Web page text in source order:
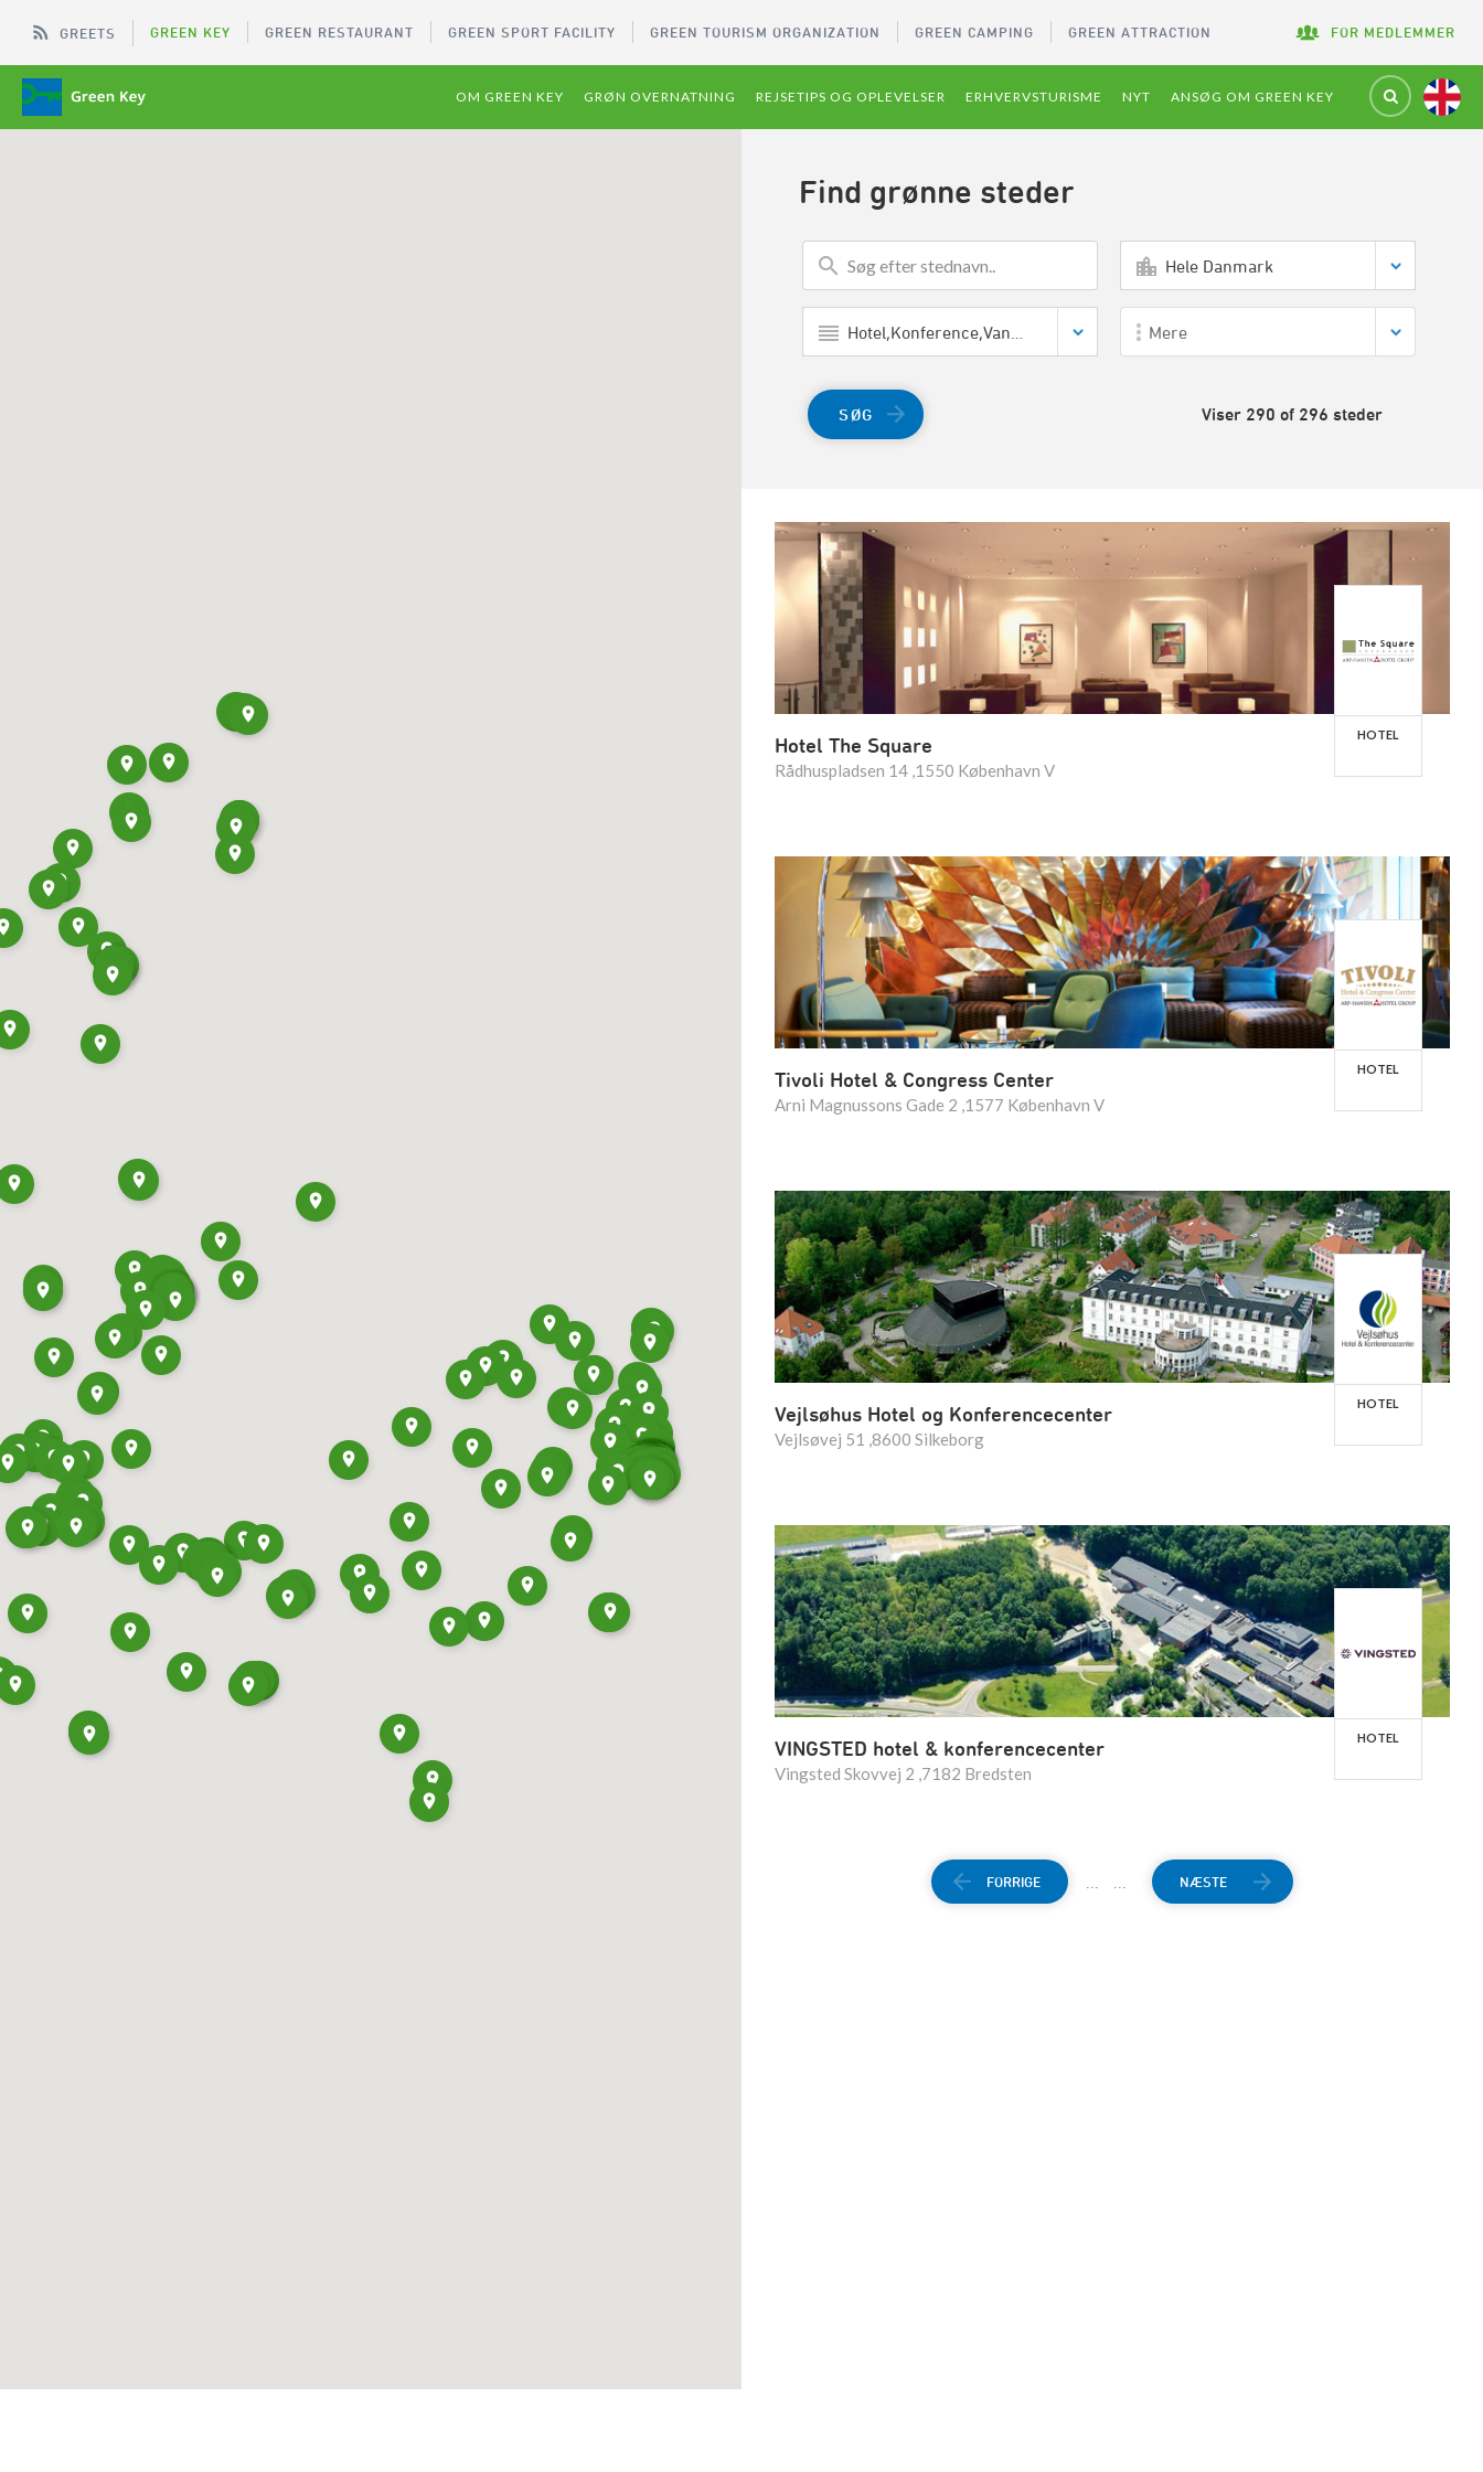
GREETS GREEN KEY GREEN RESTAURANT GREEN SPORT FACILITY GREEN TOURISM ORGANIZATION GREEN CAMPING GREEN ATTRACTION FOR MEDLEMMER
OM GREEN KEY GRØN OVERNATNING REJSETIPS OG OPLEVELSER ERHVERVSTURISME NYT ANSØG OM GREEN KEY
Find grønne steder
Hele Danmark
Mere
SØG Viser 290 of 296 steder
Hotel The Square
Rådhuspladsen 14 ,1550 København V
HOTEL
Tivoli Hotel & Congress Center
Arni Magnussons Gade 2 ,1577 København V
HOTEL
Vejlsøhus Hotel og Konferencecenter
Vejlsøvej 51 ,8600 Silkeborg
HOTEL
VINGSTED hotel & konferencecenter
Vingsted Skovvej 2 ,7182 Bredsten
HOTEL
FORRIGE NÆSTE